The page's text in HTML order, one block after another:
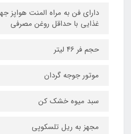
دارای فن به مراه المنت
غذایی با حداقل روغن مصرفی
حجم فر ۴۶ لیتر
موتور جوجه گردان
سبد میوه خشک کن
مجهز به ریل تلسکوپی